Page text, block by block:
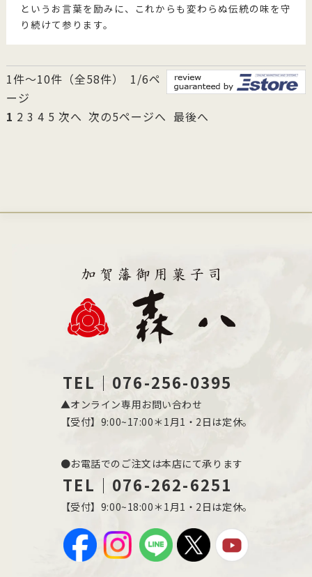
というお言葉を励みに、これからも変わらぬ伝統の味を守
り続けて参ります。
1件～10件（全58件） 1/6ペ
ージ
1 2 3 4 5 次へ 次の5ページへ 最後へ
TEL｜076-256-0395
▲オンライン専用お問い合わせ
【受付】9:00~17:00＊1月1・2日は定休。
●お電話でのご注文は本店にて承ります
TEL｜076-262-6251
【受付】9:00~18:00＊1月1・2日は定休。